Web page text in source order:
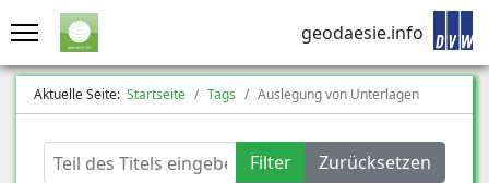
geodaesie.info
Aktuelle Seite: Startseite Tags Auslegung von Unterlagen
Teil des Titels eingeben Filter
Zurücksetzen